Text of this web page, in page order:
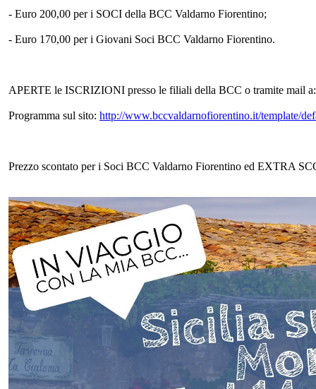
- Euro 200,00 per i SOCI della BCC Valdarno Fiorentino;
- Euro 170,00 per i Giovani Soci BCC Valdarno Fiorentino.
APERTE le ISCRIZIONI presso le filiali della BCC o tramite mail
Programma sul sito: http://www.bccvaldarnofiorentino.it/template/
Prezzo scontato per i Soci BCC Valdarno Fiorentino ed EXTRA